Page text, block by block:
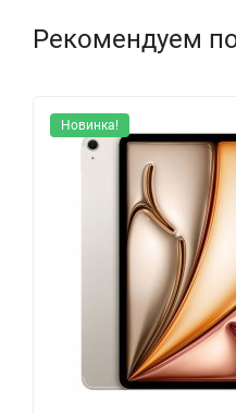
профессионалов.
Современные датчики,
Четыре динамика и
фронтальной камерой на 12
С аккумулятором на 38,99
длительных поездок или
компактном решении.
Рекомендуем
Новинка!